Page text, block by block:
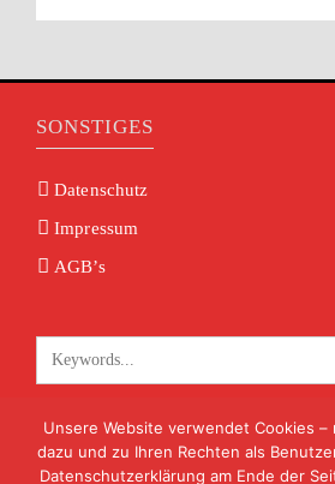
SONSTIGES
Datenschutz
Impressum
AGB’s
KONTAKT
Unsere Website verwendet Cookies –
dazu und zu Ihren Rechten als
Datenschutzerklärung am Ende der